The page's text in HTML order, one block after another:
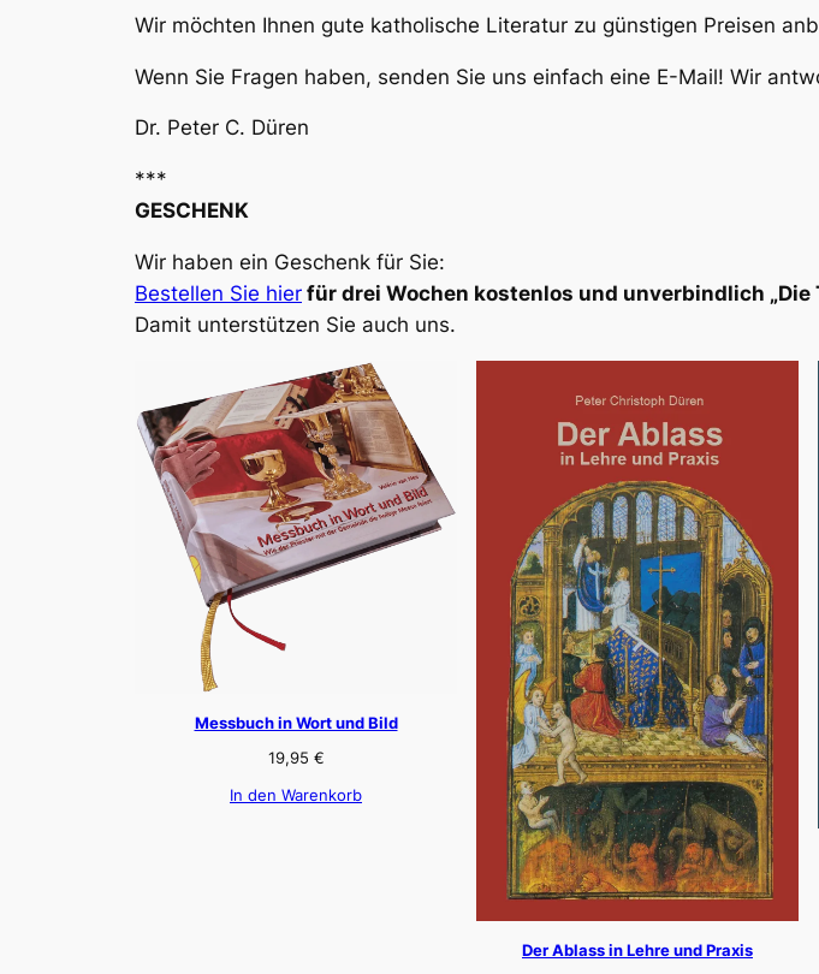
Wir möchten Ihnen gute katholische Literatur zu günstigen Preisen
Wenn Sie Fragen haben, senden Sie uns einfach eine E-Mail! Wir
Dr. Peter C. Düren
***
GESCHENK
Wir haben ein Geschenk für Sie:
Bestellen Sie hier für drei Wochen kostenlos und unverbindlich „Die
Damit unterstützen Sie auch uns.
Messbuch in Wort und Bild
19,95 €
In den Warenkorb
Der Ablass in Lehre und Praxis